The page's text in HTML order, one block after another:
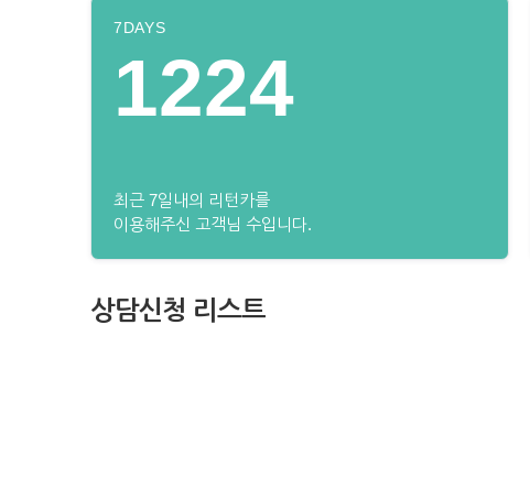
7DAYS
1224
최근 7일내의 리턴카를
이용해주신 고객님 수입니다.
상담신청 리스트